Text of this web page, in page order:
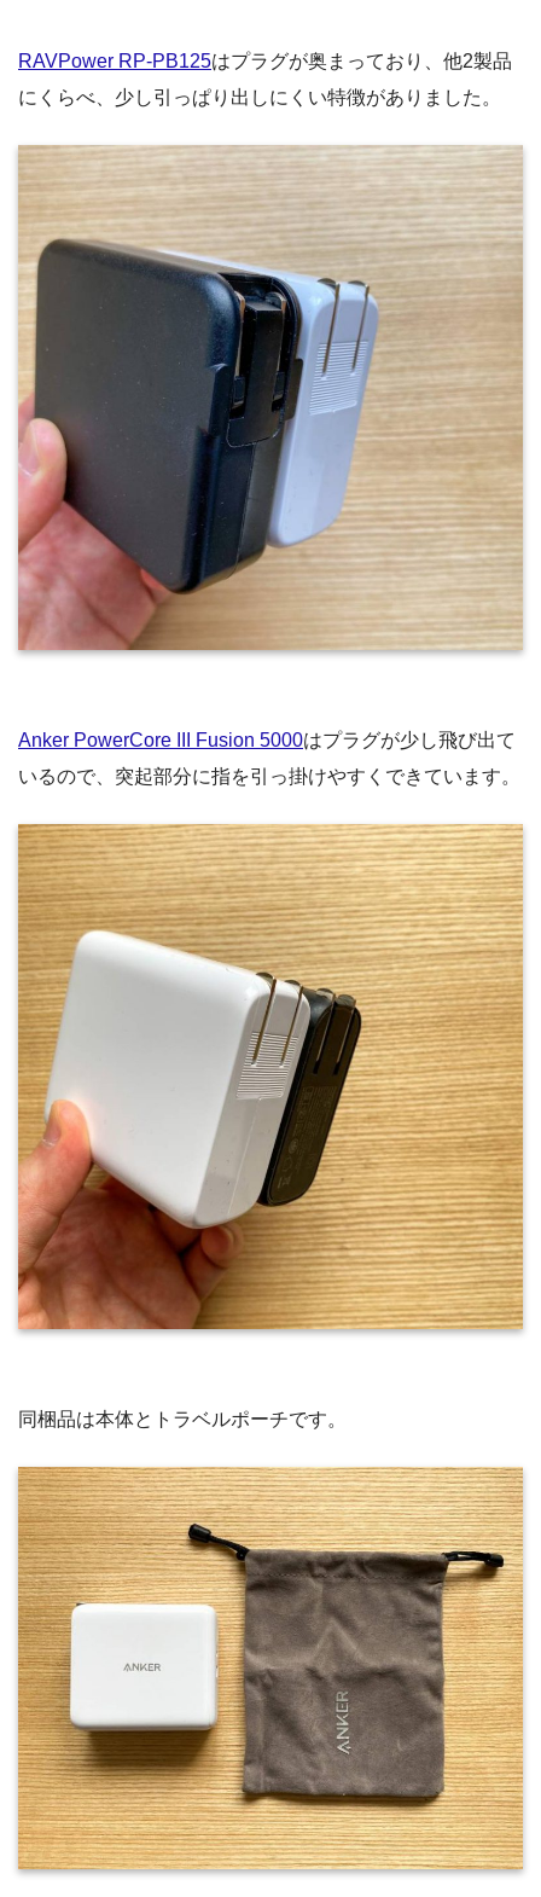
RAVPower RP-PB125はプラグが奥まっており、他2製品
にくらべ、少し引っぱり出しにくい特徴がありました。
Anker PowerCore III Fusion 5000はプラグが少し飛び出て
いるので、突起部分に指を引っ掛けやすくできています。
同梱品は本体とトラベルポーチです。